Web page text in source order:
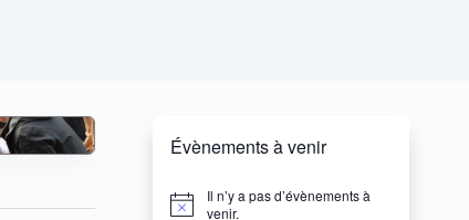
Évènements à venir
N
Il n’y a pas d’évènements à
venir.